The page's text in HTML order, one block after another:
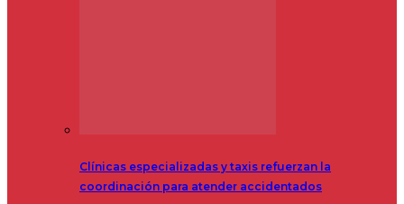
Clínicas especializadas y taxis refuerzan la
coordinación para atender accidentados